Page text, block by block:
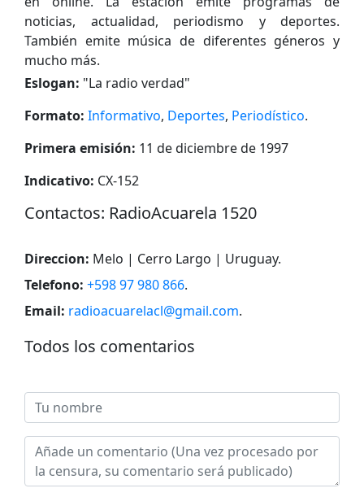
noticias, actualidad, periodismo y deportes.
También emite música de diferentes géneros y
mucho más.
Eslogan: "La radio verdad"
Formato: Informativo, Deportes, Periodístico.
Primera emisión: 11 de diciembre de 1997
Indicativo: CX-152
Сontactos: RadioAcuarela 1520
Direccion: Melo | Cerro Largo | Uruguay.
Telefono: +598 97 980 866.
Email: radioacuarelacl@gmail.com.
Todos los comentarios